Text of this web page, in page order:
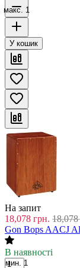
макс. 1
У кошик
На запит
18,078 грн. 18,078
Gon Bops AACJ
В наявності
мин. 1